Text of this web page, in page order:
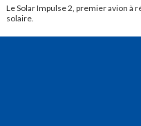
Le Solar Impulse 2, premier avion à
solaire.